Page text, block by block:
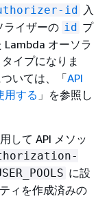
id 入
ライザーの id プ
Lambda オーソラ
タイプになりま
いては、「API
用する 」を参照し
して API メソッ
に設
ィを作成済みの